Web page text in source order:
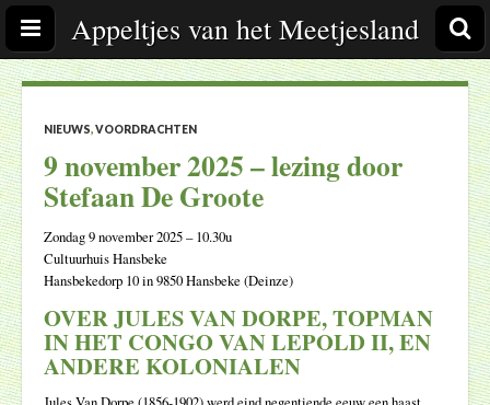
Appeltjes van het Meetjesland
NIEUWS,VOORDRACHTEN
9 november 2025 – lezing door
Stefaan De Groote
Zondag 9 november 2025 – 10.30u
Cultuurhuis Hansbeke
Hansbekedorp 10 in 9850 Hansbeke (Deinze)
OVER JULES VAN DORPE, TOPMAN
IN HET CONGO VAN LEPOLD II, EN
ANDERE KOLONIALEN